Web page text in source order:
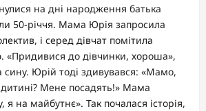
на дні народження батька
50-річчя. Мама Юрія запросила
і серед дівчат помітила
«Придивися до дівчинки, хороша»,
Юрій тоді здивувався: «Мамо,
дитині? Мене посадять!» Мама
я на майбутнє». Так почалася історія,